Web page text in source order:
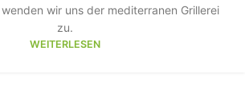
wir uns der mediterranen Grillerei
zu.
WEITERLESEN